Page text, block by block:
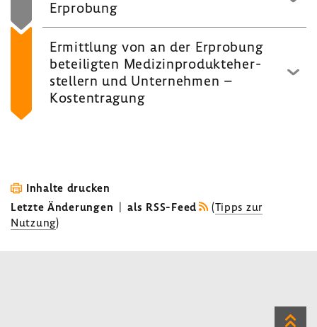
Erpro­bung
Ermitt­lung von an der Erpro­bung
betei­ligten Medi­zin­pro­dukte­her­
stel­lern und Unter­nehmen –
Kosten­tra­gung
Inhalte drucken
Letzte Änderungen | als RSS-Feed (Tipps zur
Nutzung)
Zum